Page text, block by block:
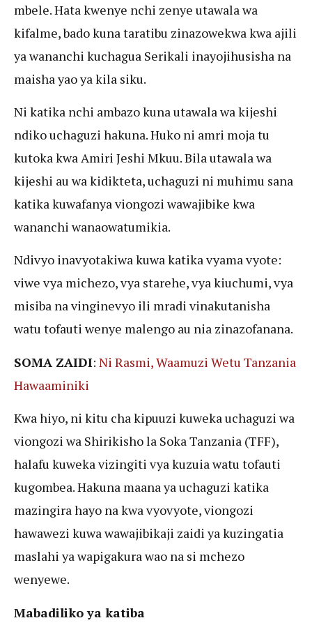
mbele. Hata kwenye nchi zenye utawala wa
kifalme, bado kuna taratibu zinazowekwa kwa ajili
ya wananchi kuchagua Serikali inayojihusisha na
maisha yao ya kila siku.
Ni katika nchi ambazo kuna utawala wa kijeshi
ndiko uchaguzi hakuna. Huko ni amri moja tu
kutoka kwa Amiri Jeshi Mkuu. Bila utawala wa
kijeshi au wa kidikteta, uchaguzi ni muhimu sana
katika kuwafanya viongozi wawajibike kwa
wananchi wanaowatumikia.
Ndivyo inavyotakiwa kuwa katika vyama vyote:
viwe vya michezo, vya starehe, vya kiuchumi, vya
misiba na vinginevyo ili mradi vinakutanisha
watu tofauti wenye malengo au nia zinazofanana.
SOMA ZAIDI: Ni Rasmi, Waamuzi Wetu Tanzania
Hawaaminiki
Kwa hiyo, ni kitu cha kipuuzi kuweka uchaguzi wa
viongozi wa Shirikisho la Soka Tanzania (TFF),
halafu kuweka vizingiti vya kuzuia watu tofauti
kugombea. Hakuna maana ya uchaguzi katika
mazingira hayo na kwa vyovyote, viongozi
hawawezi kuwa wawajibikaji zaidi ya kuzingatia
maslahi ya wapigakura wao na si mchezo
wenyewe.
Mabadiliko ya katiba